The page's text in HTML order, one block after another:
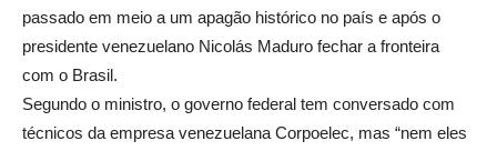
passado em meio a um apagão histórico no país e após o
presidente venezuelano Nicolás Maduro fechar a fronteira
com o Brasil.
Segundo o ministro, o governo federal tem conversado com
técnicos da empresa venezuelana Corpoelec, mas “nem eles